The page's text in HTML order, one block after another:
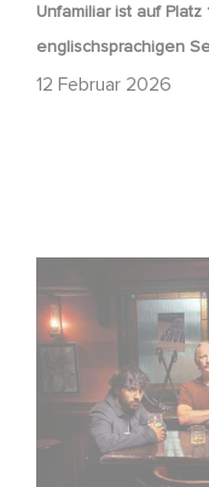
Unfamiliar ist auf
englischsprachigen
12 Februar 2026
Wenn gebrochene
Revenge Club.